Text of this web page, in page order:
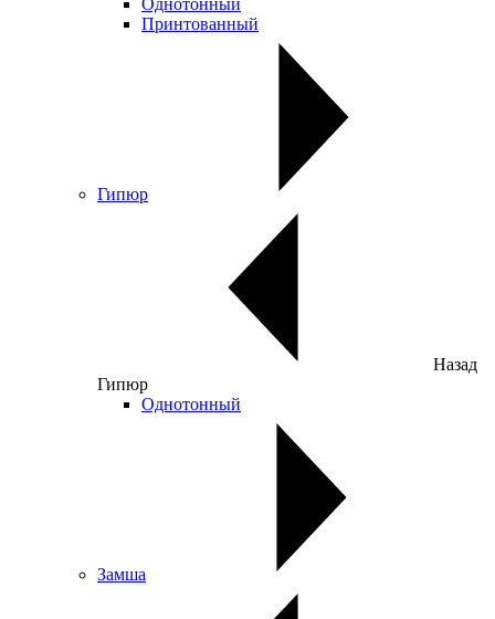
Однотонный
Принтованный
Гипюр
Назад
Гипюр
Однотонный
Замша